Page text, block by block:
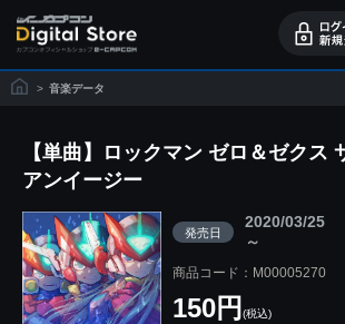
> 音楽データ
【単曲】ロックマン ゼロ＆ゼクス
アンイージー
発売日
2020/03/25
～
商品コード：M00005270
150円 (税込)